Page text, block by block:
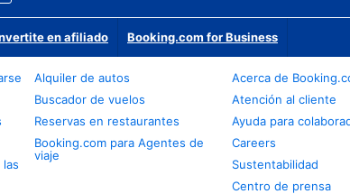
en afiliado Booking.com for Business
Alquiler de autos
Buscador de vuelos
Reservas en restaurantes
Booking.com para Agentes de
viaje
Acerca de
Atención al cliente
Ayuda para
Careers
Sustentabilidad
Centro de prensa